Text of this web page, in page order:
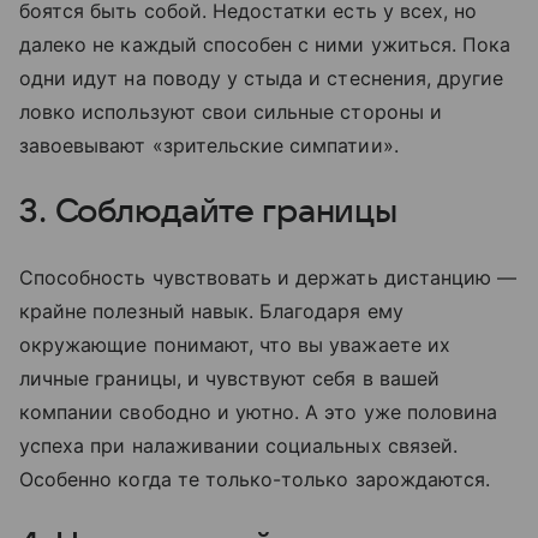
боятся быть собой. Недостатки есть у всех, но
далеко не каждый способен с ними ужиться. Пока
одни идут на поводу у стыда и стеснения, другие
ловко используют свои сильные стороны и
завоевывают «зрительские симпатии».
3. Соблюдайте границы
Способность чувствовать и держать дистанцию —
крайне полезный навык. Благодаря ему
окружающие понимают, что вы уважаете их
личные границы, и чувствуют себя в вашей
компании свободно и уютно. А это уже половина
успеха при налаживании социальных связей.
Особенно когда те только-только зарождаются.